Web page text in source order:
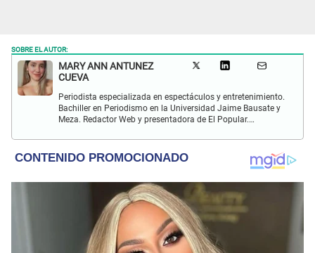
SOBRE EL AUTOR:
MARY ANN ANTUNEZ
CUEVA
Periodista especializada en espectáculos y entretenimiento.
Bachiller en Periodismo en la Universidad Jaime Bausate y
Meza. Redactor Web y presentadora de El Popular.
y espectáculos internacional.